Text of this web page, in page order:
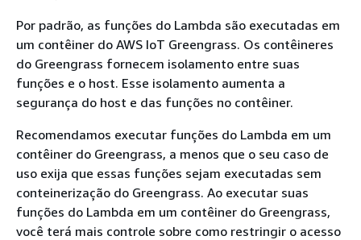
Por padrão, as funções do Lambda são executadas em
um contêiner do AWS IoT Greengrass. Os contêineres
do Greengrass fornecem isolamento entre suas
funções e o host. Esse isolamento aumenta a
segurança do host e das funções no contêiner.
Recomendamos executar funções do Lambda em um
contêiner do Greengrass, a menos que o seu caso de
uso exija que essas funções sejam executadas sem
conteinerização do Greengrass. Ao executar suas
funções do Lambda em um contêiner do Greengrass,
você terá mais controle sobre como restringir o acesso